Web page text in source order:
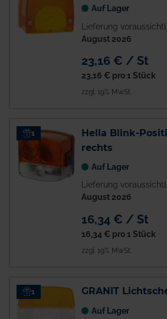
Auf Lager
Lieferung
August 2026
23,16 € / St
23,16 € pro 1 Stück
zzgl. 19% MwSt.
1
Hella Blink-
rechts
Auf Lager
Lieferung
August 2026
16,34 € / St
16,34 € pro 1 Stück
zzgl. 19% MwSt.
1 GRANIT
Auf Lager